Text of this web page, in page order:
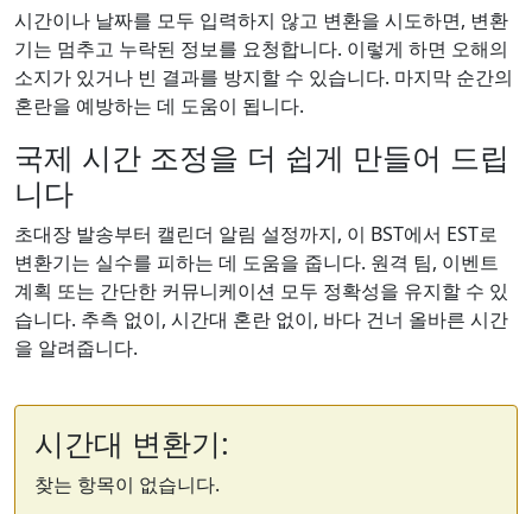
시간이나 날짜를 모두 입력하지 않고 변환을 시도하면, 변환
기는 멈추고 누락된 정보를 요청합니다. 이렇게 하면 오해의
소지가 있거나 빈 결과를 방지할 수 있습니다. 마지막 순간의
혼란을 예방하는 데 도움이 됩니다.
국제 시간 조정을 더 쉽게 만들어 드립
니다
초대장 발송부터 캘린더 알림 설정까지, 이 BST에서 EST로
변환기는 실수를 피하는 데 도움을 줍니다. 원격 팀, 이벤트
계획 또는 간단한 커뮤니케이션 모두 정확성을 유지할 수 있
습니다. 추측 없이, 시간대 혼란 없이, 바다 건너 올바른 시간
을 알려줍니다.
시간대 변환기:
찾는 항목이 없습니다.